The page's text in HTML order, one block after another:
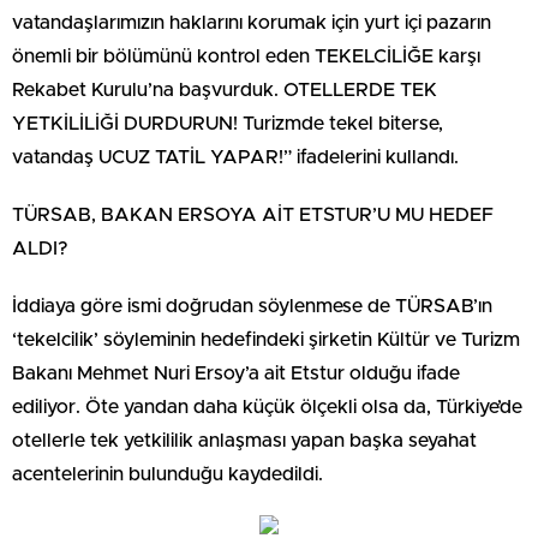
vatandaşlarımızın haklarını korumak için yurt içi pazarın
önemli bir bölümünü kontrol eden TEKELCİLİĞE karşı
Rekabet Kurulu’na başvurduk. OTELLERDE TEK
YETKİLİLİĞİ DURDURUN! Turizmde tekel biterse,
vatandaş UCUZ TATİL YAPAR!” ifadelerini kullandı.
TÜRSAB, BAKAN ERSOYA AİT ETSTUR’U MU HEDEF
ALDI?
İddiaya göre ismi doğrudan söylenmese de TÜRSAB’ın
‘tekelcilik’ söyleminin hedefindeki şirketin Kültür ve Turizm
Bakanı Mehmet Nuri Ersoy’a ait Etstur olduğu ifade
ediliyor. Öte yandan daha küçük ölçekli olsa da, Türkiye’de
otellerle tek yetkililik anlaşması yapan başka seyahat
acentelerinin bulunduğu kaydedildi.